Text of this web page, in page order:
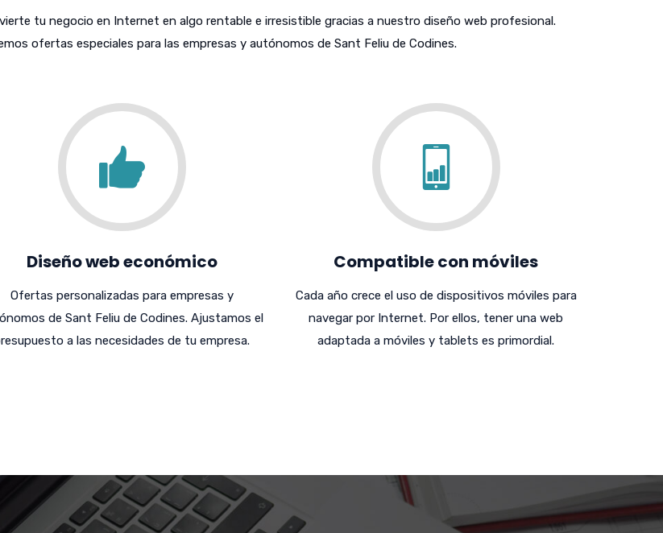
tu negocio en Internet en algo rentable e irresistible gracias a nuestro diseño web profesional.
ofertas especiales para las empresas y autónomos de Sant Feliu de Codines.
Diseño web económico
Ofertas personalizadas para empresas y
de Sant Feliu de Codines. Ajustamos el
a las necesidades de tu empresa.
Compatible con móviles
Cada año crece el uso de dispositivos móviles para
navegar por Internet. Por ellos, tener una web
adaptada a móviles y tablets es primordial.